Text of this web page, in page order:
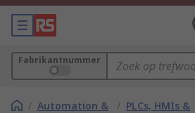
Fabrikantnummer
/ Automation &
/ PLCs, HMIs &